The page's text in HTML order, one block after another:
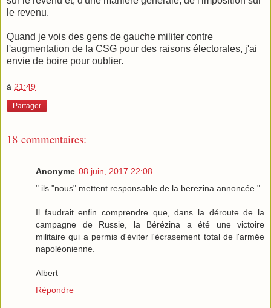
le revenu.
Quand je vois des gens de gauche militer contre
l'augmentation de la CSG pour des raisons électorales, j'ai
envie de boire pour oublier.
à 21:49
Partager
18 commentaires:
Anonyme 08 juin, 2017 22:08
" ils "nous" mettent responsable de la berezina annoncée."
Il faudrait enfin comprendre que, dans la déroute de la
campagne de Russie, la Bérézina a été une victoire
militaire qui a permis d'éviter l'écrasement total de l'armée
napoléonienne.
Albert
Répondre